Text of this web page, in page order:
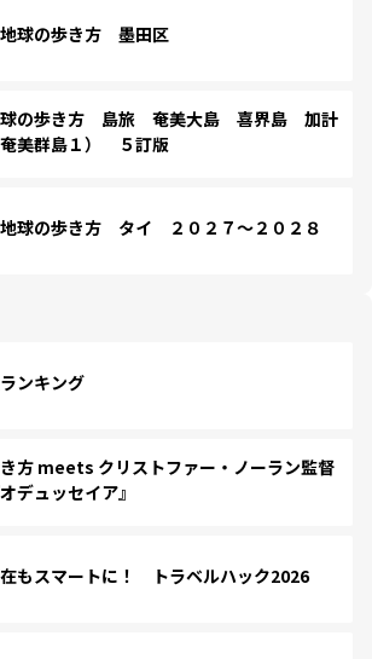
球の歩き方 墨田区
の歩き方 島旅 奄美大島 喜界島 加計
美群島１） ５訂版
球の歩き方 タイ ２０２７～２０２８
ンキング
方 meets クリストファー・ノーラン監督
デュッセイア』
もスマートに！ トラベルハック2026